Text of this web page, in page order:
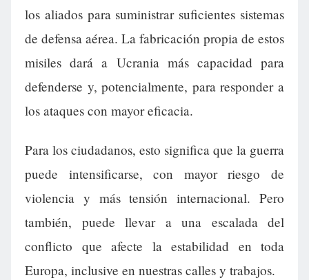
los aliados para suministrar suficientes sistemas
de defensa aérea. La fabricación propia de estos
misiles dará a Ucrania más capacidad para
defenderse y, potencialmente, para responder a
los ataques con mayor eficacia.
Para los ciudadanos, esto significa que la guerra
puede intensificarse, con mayor riesgo de
violencia y más tensión internacional. Pero
también, puede llevar a una escalada del
conflicto que afecte la estabilidad en toda
Europa, inclusive en nuestras calles y trabajos.